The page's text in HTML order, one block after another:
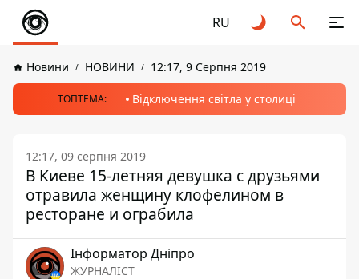
RU
Новини НОВИНИ 12:17, 9 Серпня 2019
ТОПТЕМА: Відключення світла у столиці
12:17, 09 серпня 2019
В Киеве 15-летняя девушка с друзьями
отравила женщину клофелином в
ресторане и ограбила
Інформатор Дніпро
ЖУРНАЛІСТ